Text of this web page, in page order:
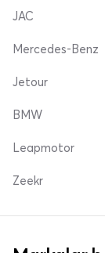
JAC
Mercedes-Benz
Jetour
BMW
Leapmotor
Zeekr